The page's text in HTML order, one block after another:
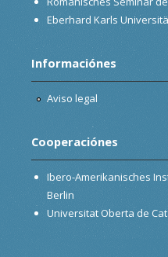
Eberhard Karls
Informaciónes
Aviso legal
Cooperaciónes
Ibero-Amerikanisches
Berlin
Universitat Oberta de